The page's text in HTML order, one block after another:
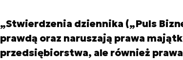
„Stwierdzenia dziennika („Puls
prawdą oraz naruszają prawa
przedsiębiorstwa, ale również